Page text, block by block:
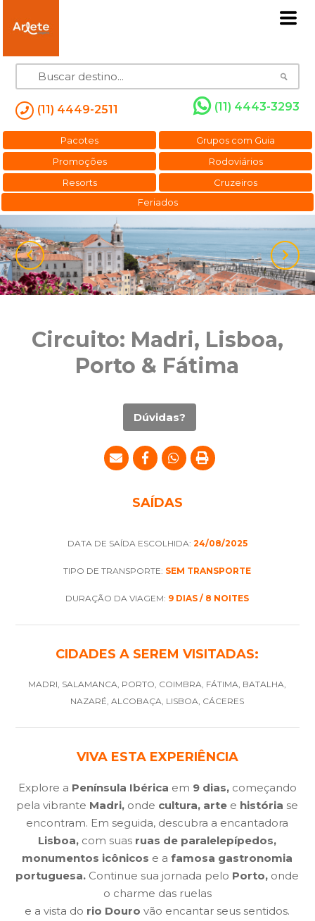
(11) 4449-2511 (11) 4443-3293
Pacotes
Grupos com Guia
Promoções
Rodoviários
Resorts
Cruzeiros
Feriados
Circuito: Madri, Lisboa,
Porto & Fátima
Dúvidas?
SAÍDAS
DATA DE SAÍDA ESCOLHIDA: 24/08/2025
TIPO DE TRANSPORTE: SEM TRANSPORTE
DURAÇÃO DA VIAGEM: 9 DIAS / 8 NOITES
CIDADES A SEREM VISITADAS:
MADRI, SALAMANCA, PORTO, COIMBRA, FÁTIMA, BATALHA,
NAZARÉ, ALCOBAÇA, LISBOA, CÁCERES
VIVA ESTA EXPERIÊNCIA
Explore a Península Ibérica em 9 dias,começando
pela vibrante Madri, onde cultura, arte e história se
encontram. Em seguida, descubra a encantadora
Lisboa, com suas ruas de paralelepípedos,
monumentos icônicos e afamosa gastronomia
portuguesa. Continue sua jornada pelo Porto, onde
o charme das ruelas
e a vista do rio Douro vão encantar seus sentidos.